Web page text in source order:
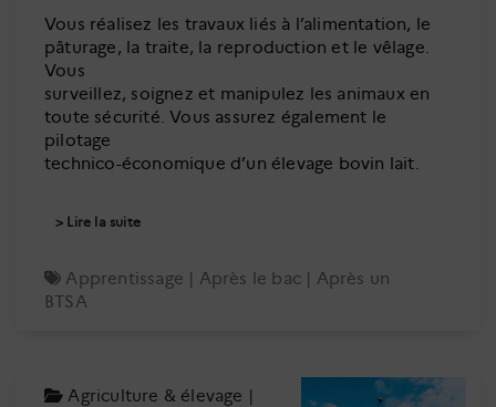
Vous réalisez les travaux liés à l’alimentation, le
pâturage, la traite, la reproduction et le vêlage.
Vous
surveillez, soignez et manipulez les animaux en
toute sécurité. Vous assurez également le
pilotage
technico-économique d’un élevage bovin lait.
Lire la suite
Apprentissage | Après le bac | Après un
BTSA
Agriculture & élevage |